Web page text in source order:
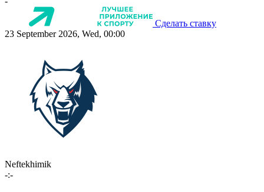
Сделать ставку
23 September 2026, Wed, 00:00
Neftekhimik
-:-